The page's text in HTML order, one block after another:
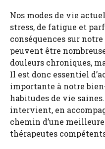
Nos modes de vie
stress, de fatigue et
conséquences sur
peuvent être
douleurs chroniques,
Il est donc essentiel
importante à notre
habitudes de vie saines.
intervient, en
chemin d’une
thérapeutes